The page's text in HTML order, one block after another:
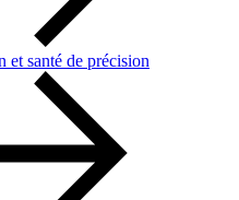
et santé de précision